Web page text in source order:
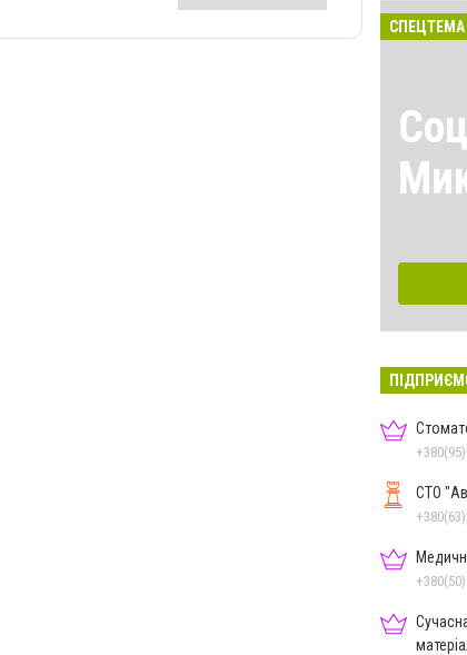
СПЕЦТЕМА
СТО